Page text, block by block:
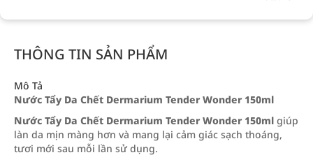
THÔNG TIN SẢN PHẨM
Mô Tả
Nước Tẩy Da Chết Dermarium Tender Wonder 150ml
Nước Tẩy Da Chết Dermarium Tender Wonder 150ml giúp
làn da mịn màng hơn và mang lại cảm giác sạch thoáng,
tươi mới sau mỗi lần sử dụng.